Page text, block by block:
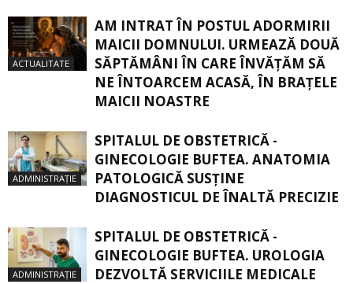
ACTUALITATE
AM INTRAT ÎN POSTUL ADORMIRII
MAICII DOMNULUI. URMEAZĂ DOUĂ
SĂPTĂMÂNI ÎN CARE ÎNVĂŢĂM SĂ
NE ÎNTOARCEM ACASĂ, ÎN BRAŢELE
MAICII NOASTRE
ADMINISTRAȚIE
SPITALUL DE OBSTETRICĂ -
GINECOLOGIE BUFTEA. ANATOMIA
PATOLOGICĂ SUSŢINE
DIAGNOSTICUL DE ÎNALTĂ PRECIZIE
ADMINISTRAȚIE
SPITALUL DE OBSTETRICĂ -
GINECOLOGIE BUFTEA. UROLOGIA
DEZVOLTĂ SERVICIILE MEDICALE